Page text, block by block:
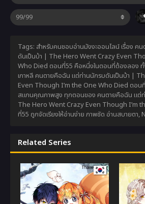
Tags: สำหรับคนชอบอ่านมังงะออนไลน์ เรื่อง ค
ดันเป็นบ้า | The Hero Went Crazy Even
Who Died ตอนที่55 คือหนึ่งในตอนที่ต้องลอง ทั้
เกาหลี คนตายคือฉัน แต่ท่านนักรบดันเป็นบ้า |
Even Though I’m the One Who Died ตอน
สแกนคุณภาพสูง ทุกตอนของ คนตายคือฉัน แต่
The Hero Went Crazy Even Though I’m
ที่55 ถูกจัดเรียงให้อ่านง่าย ภาพชัด อ่านสบายตา,
Related Series